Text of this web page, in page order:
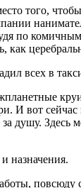
того, чтобы
по
всех в
И вот
душу. Здесь
назначения.